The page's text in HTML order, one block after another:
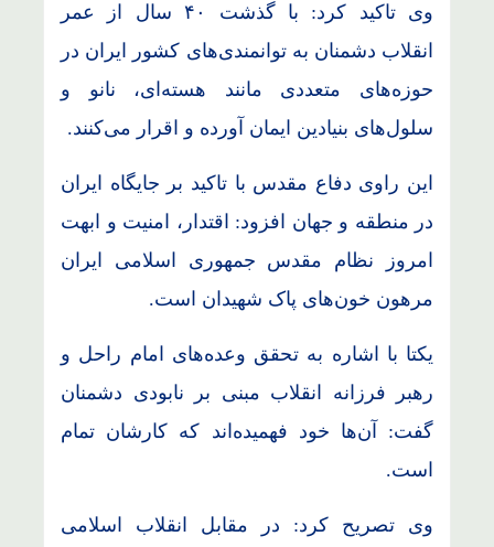
وی تاکید کرد: با گذشت ۴۰ سال از عمر
انقلاب دشمنان به توانمندی‌های کشور ایران در
حوزه‌های متعددی مانند هسته‌ای، نانو و
سلول‌های بنیادین ایمان آورده و اقرار می‌کنند.
این راوی دفاع مقدس با تاکید بر جایگاه ایران
در منطقه و جهان افزود: اقتدار، امنیت و ابهت
امروز نظام مقدس جمهوری اسلامی ایران
مرهون خون‌های پاک شهیدان است.
یکتا با اشاره به تحقق وعده‌های امام راحل و
رهبر فرزانه انقلاب مبنی بر نابودی دشمنان
گفت: آن‌ها خود فهمیده‌اند که کارشان تمام
است.
وی تصریح کرد: در مقابل انقلاب اسلامی